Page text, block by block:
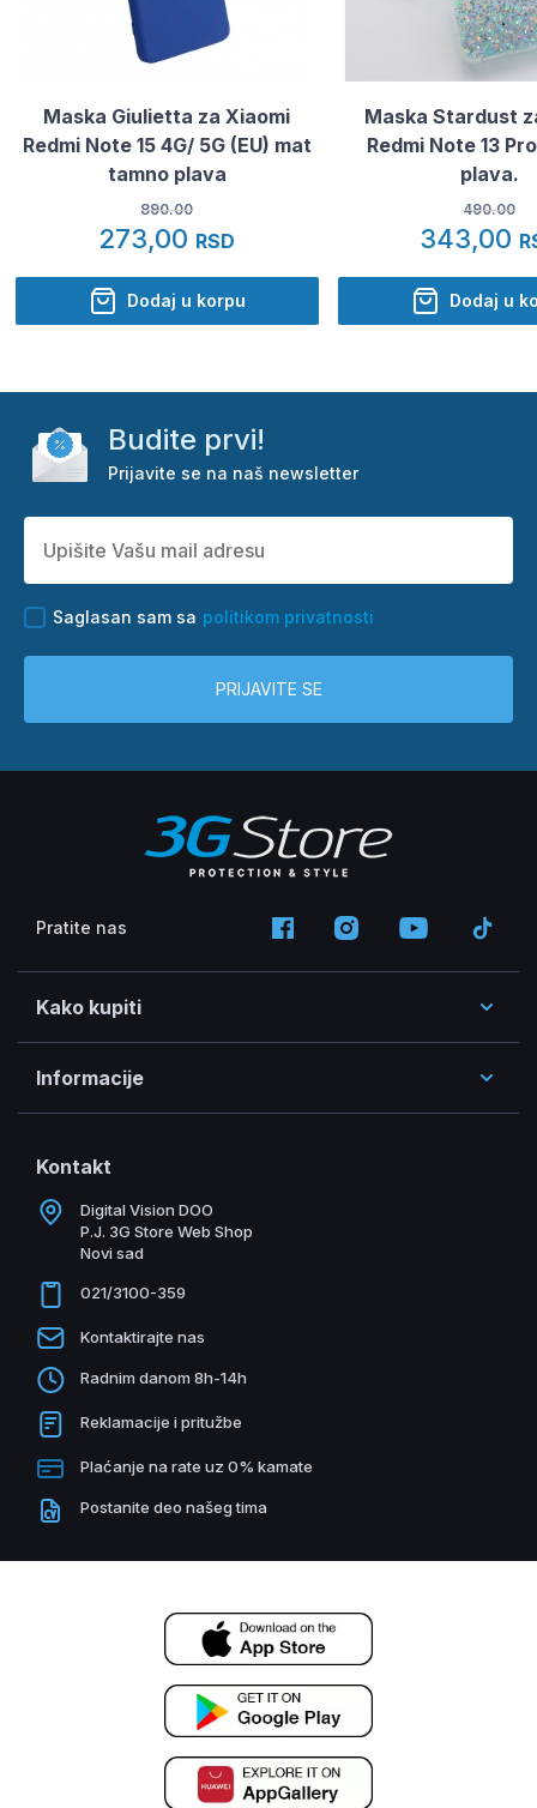
Maska Giulietta za Xiaomi
Redmi Note 15 4G/ 5G (EU) mat
tamno plava
890.00
273,00 RSD
Dodaj u korpu
Maska Stardust
Redmi Note 13
plava.
490.00
343,00
Dodaj u
Budite prvi!
Prijavite se na naš newsletter
Saglasan sam sa politikom privatnosti
PRIJAVITE SE
Pratite nas
Kako kupiti
Informacije
Kontakt
Digital Vision DOO
P.J. 3G Store Web Shop
Novi sad
021/3100-359
Kontaktirajte nas
Radnim danom 8h-14h
Reklamacije i pritužbe
Plaćanje na rate uz 0% kamate
Postanite deo našeg tima